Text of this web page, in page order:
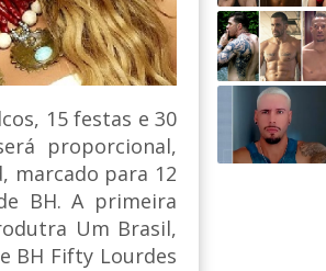
15 festas e 30
proporcional,
marcado para 12
BH. A primeira
Um Brasil,
BH Fifty Lourdes